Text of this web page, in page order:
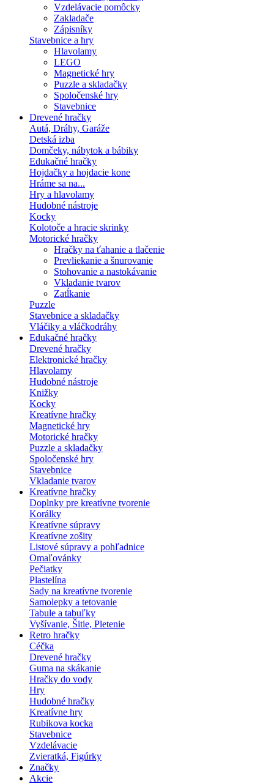
Vzdelávacie pomôcky
Zakladače
Zápisníky
Stavebnice a hry
Hlavolamy
LEGO
Magnetické hry
Puzzle a skladačky
Spoločenské hry
Stavebnice
Drevené hračky
Autá, Dráhy, Garáže
Detská izba
Domčeky, nábytok a bábiky
Edukačné hračky
Hojdačky a hojdacie kone
Hráme sa na...
Hry a hlavolamy
Hudobné nástroje
Kocky
Kolotoče a hracie skrinky
Motorické hračky
Hračky na ťahanie a tlačenie
Prevliekanie a šnurovanie
Stohovanie a nastokávanie
Vkladanie tvarov
Zatĺkanie
Puzzle
Stavebnice a skladačky
Vláčiky a vláčkodráhy
Edukačné hračky
Drevené hračky
Elektronické hračky
Hlavolamy
Hudobné nástroje
Knižky
Kocky
Kreatívne hračky
Magnetické hry
Motorické hračky
Puzzle a skladačky
Spoločenské hry
Stavebnice
Vkladanie tvarov
Kreatívne hračky
Doplnky pre kreatívne tvorenie
Korálky
Kreatívne súpravy
Kreatívne zošity
Listové súpravy a pohľadnice
Omaľovánky
Pečiatky
Plastelína
Sady na kreatívne tvorenie
Samolepky a tetovanie
Tabule a tabuľky
Vyšívanie, Šitie, Pletenie
Retro hračky
Céčka
Drevené hračky
Guma na skákanie
Hračky do vody
Hry
Hudobné hračky
Kreatívne hry
Rubikova kocka
Stavebnice
Vzdelávacie
Zvieratká, Figúrky
Značky
Akcie